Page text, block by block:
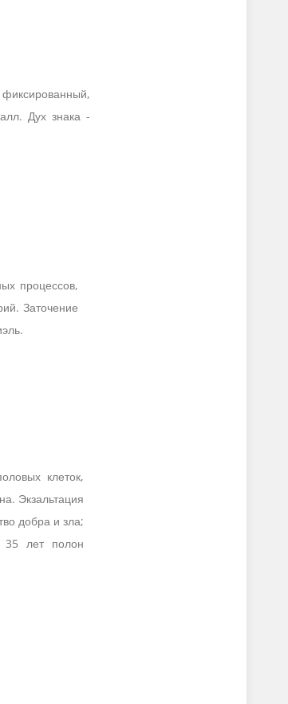
Дух знака -
процессов,
Заточение
клеток,
Экзальтация
добра и зла;
35 лет полон